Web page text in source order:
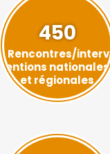
450
Rencontres/interv
entions nationales
et régionales